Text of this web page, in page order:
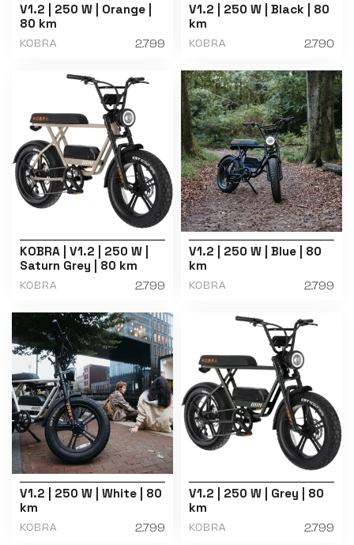
V1.2 | 250 W | Orange |
80 km
KOBRA 2.799
V1.2 | 250 W | Black | 80
km
KOBRA 2.790
KOBRA | V1.2 | 250 W |
Saturn Grey | 80 km
KOBRA 2.799
V1.2 | 250 W | Blue | 80
km
KOBRA 2.799
V1.2 | 250 W | White | 80
km
KOBRA 2.799
V1.2 | 250 W | Grey | 80
km
KOBRA 2.799